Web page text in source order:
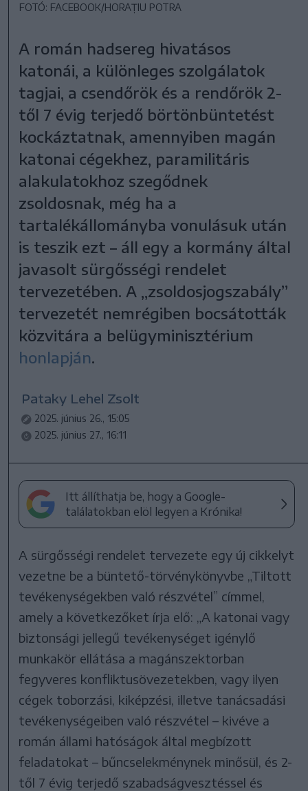
FOTÓ: FACEBOOK/HORAȚIU POTRA
A román hadsereg hivatásos
katonái, a különleges szolgálatok
tagjai, a csendőrök és a rendőrök 2-
től 7 évig terjedő börtönbüntetést
kockáztatnak, amennyiben magán
katonai cégekhez, paramilitáris
alakulatokhoz szegődnek
zsoldosnak, még ha a
tartalékállományba vonulásuk után
is teszik ezt – áll egy a kormány által
javasolt sürgősségi rendelet
tervezetében. A „zsoldosjogszabály”
tervezetét nemrégiben bocsátották
közvitára a belügyminisztérium
honlapján.
Pataky Lehel Zsolt
2025. június 26., 15:05
2025. június 27., 16:11
Itt állíthatja be, hogy a Google-
találatokban elöl legyen a Krónika!
A sürgősségi rendelet tervezete egy új cikkelyt
vezetne be a büntető-törvénykönyvbe „Tiltott
tevékenységekben való részvétel” címmel,
amely a következőket írja elő: „A katonai vagy
biztonsági jellegű tevékenységet igénylő
munkakör ellátása a magánszektorban
fegyveres konfliktusövezetekben, vagy ilyen
cégek toborzási, kiképzési, illetve tanácsadási
tevékenységeiben való részvétel – kivéve a
román állami hatóságok által megbízott
feladatokat – bűncselekménynek minősül, és 2-
től 7 évig terjedő szabadságvesztéssel és